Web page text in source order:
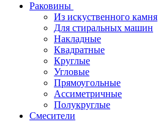
Раковины
Из искуственного камня
Для стиральных машин
Накладные
Квадратные
Круглые
Угловые
Прямоугольные
Ассиметричные
Полукруглые
Смесители